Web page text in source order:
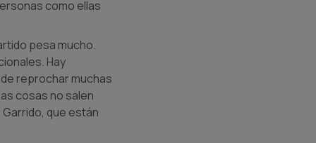
como ellas
pesa mucho.
Hay
reprochar muchas
cosas no salen
que están